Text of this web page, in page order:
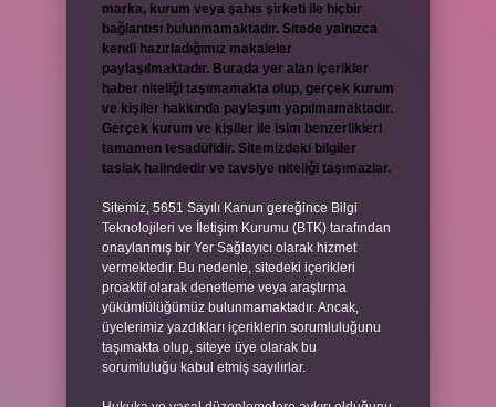
marka, kurum veya şahıs şirketi ile hiçbir
bağlantısı bulunmamaktadır. Sitede yalnızca
kendi hazırladığımız makaleler
paylaşılmaktadır. Burada yer alan içerikler
haber niteliği taşımamakta olup, gerçek kurum
ve kişiler hakkında paylaşım yapılmamaktadır.
Gerçek kurum ve kişiler ile isim benzerlikleri
tamamen tesadüfidir. Sitemizdeki bilgiler
taslak halindedir ve tavsiye niteliği taşımazlar.
Sitemiz, 5651 Sayılı Kanun gereğince Bilgi
Teknolojileri ve İletişim Kurumu (BTK) tarafından
onaylanmış bir Yer Sağlayıcı olarak hizmet
vermektedir. Bu nedenle, sitedeki içerikleri
proaktif olarak denetleme veya araştırma
yükümlülüğümüz bulunmamaktadır. Ancak,
üyelerimiz yazdıkları içeriklerin sorumluluğunu
taşımakta olup, siteye üye olarak bu
sorumluluğu kabul etmiş sayılırlar.